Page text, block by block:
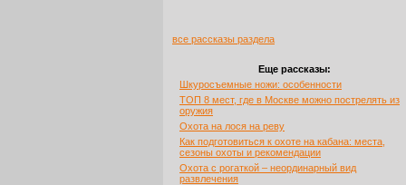
все рассказы раздела
Еще рассказы:
Шкуросъемные ножи: особенности
ТОП 8 мест, где в Москве можно пострелять из
оружия
Охота на лося на реву
Как подготовиться к охоте на кабана: места,
сезоны охоты и рекомендации
Охота с рогаткой – неординарный вид
развлечения